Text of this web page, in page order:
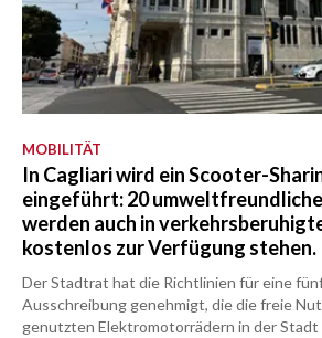
MOBILITÄT
In Cagliari wird ein Scooter-
eingeführt: 20
werden auch in
kostenlos zur Verfügung stehen.
Der Stadtrat hat die Richtlinien für eine
Ausschreibung genehmigt, die die freie
genutzten Elektromotorrädern in der Stadt